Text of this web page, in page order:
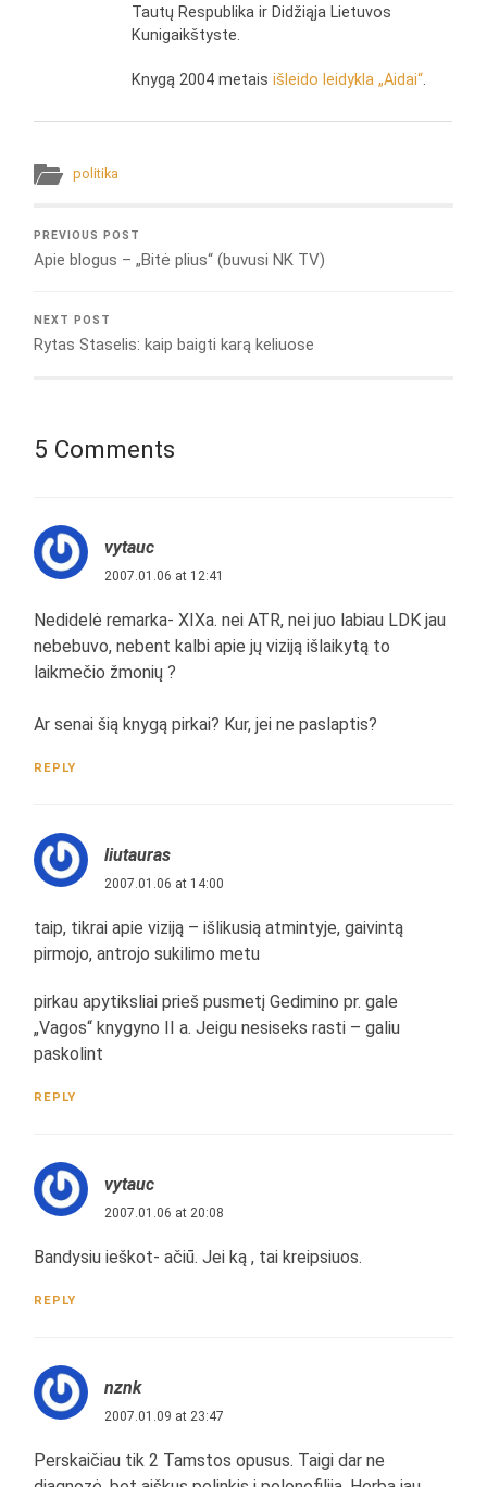
Tautų Respublika ir Didžiąja Lietuvos
Kunigaikštyste.
Knygą 2004 metaisišleido leidykla „Aidai“.
politika
PREVIOUS POST
Apie blogus – „Bitė plius“ (buvusi NK TV)
NEXT POST
Rytas Staselis: kaip baigti karą keliuose
5 Comments
vytauc
2007.01.06 at 12:41
Nedidelė remarka- XIXa. nei ATR, nei juo labiau LDK jau
nebebuvo, nebent kalbi apie jų viziją išlaikytą to
laikmečio žmonių ?
Ar senai šią knygą pirkai? Kur, jei ne paslaptis?
REPLY
liutauras
2007.01.06 at 14:00
taip, tikrai apie viziją – išlikusią atmintyje, gaivintą
pirmojo, antrojo sukilimo metu
pirkau apytiksliai prieš pusmetį Gedimino pr. gale
„Vagos“ knygyno II a. Jeigu nesiseks rasti – galiu
paskolint
REPLY
vytauc
2007.01.06 at 20:08
Bandysiu ieškot- ačiū. Jei ką , tai kreipsiuos.
REPLY
nznk
2007.01.09 at 23:47
Perskaičiau tik 2 Tamstos opusus. Taigi dar ne